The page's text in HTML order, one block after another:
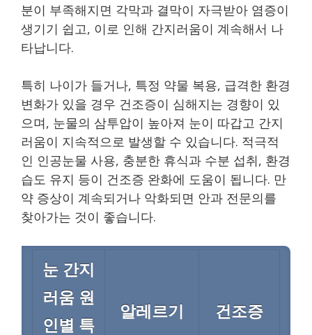
분이 부족해지면 각막과 결막이 자극받아 염증이
생기기 쉽고, 이로 인해 간지러움이 계속해서 나
타납니다.
특히 나이가 들거나, 특정 약물 복용, 급격한 환경
변화가 있을 경우 건조증이 심해지는 경향이 있
으며, 눈물의 삼투압이 높아져 눈이 따갑고 간지
러움이 지속적으로 발생할 수 있습니다. 적극적
인 인공눈물 사용, 충분한 휴식과 수분 섭취, 환경
습도 유지 등이 건조증 완화에 도움이 됩니다. 만
약 증상이 계속되거나 악화되면 안과 전문의를
찾아가는 것이 좋습니다.
눈 간지
러움 원
인별 특
알레르기 건조증